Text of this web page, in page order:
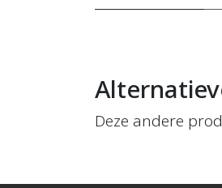
Deze andere